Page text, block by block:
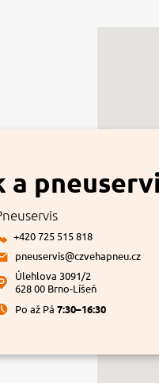
a
+420 725 515 818
pneuservis@czvehapneu.cz
Úlehlova 3091/2
628 00 Brno-Líšeň
Po až Pá7:30–16:30